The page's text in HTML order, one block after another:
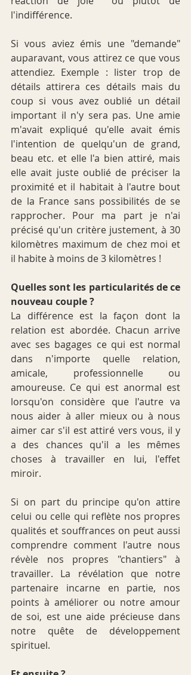
l'indifférence.
Si vous aviez émis une "demande"
auparavant, vous attirez ce que vous
attendiez. Exemple : lister trop de
détails attirera ces détails mais du
coup si vous avez oublié un détail
important il n'y sera pas. Une amie
m'avait expliqué qu'elle avait émis
l'intention de quelqu'un de grand,
beau etc. et elle l'a bien attiré, mais
elle avait juste oublié de préciser la
proximité et il habitait à l'autre bout
de la France sans possibilités de se
rapprocher. Pour ma part je n'ai
précisé qu'un critère justement, à 30
kilomètres maximum de chez moi et
il habite à moins de 3 kilomètres !
Quelles sont les particularités de ce
nouveau couple ?
La différence est la façon dont la
relation est abordée. Chacun arrive
avec ses bagages ce qui est normal
dans n'importe quelle relation,
amicale, professionnelle ou
amoureuse. Ce qui est anormal est
lorsqu'on considère que l'autre va
nous aider à aller mieux ou à nous
aimer car s'il est attiré vers vous, il y
a des chances qu'il a les mêmes
choses à travailler en lui, l'effet
miroir.
Si on part du principe qu'on attire
celui ou celle qui reflète nos propres
qualités et souffrances on peut aussi
comprendre comment l'autre nous
révèle nos propres "chantiers" à
travailler. La révélation que notre
partenaire incarne en partie, nos
points à améliorer ou notre amour
de soi, est une aide précieuse dans
notre quête de développement
spirituel.